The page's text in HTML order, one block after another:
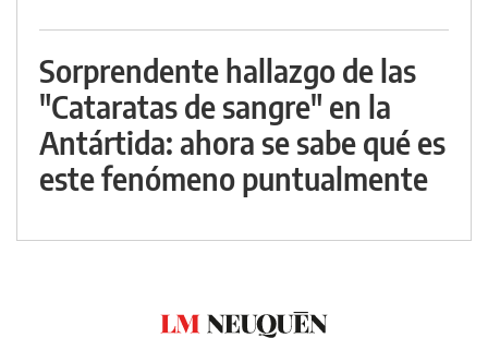
Sorprendente hallazgo de las
"Cataratas de sangre" en la
Antártida: ahora se sabe qué es
este fenómeno puntualmente